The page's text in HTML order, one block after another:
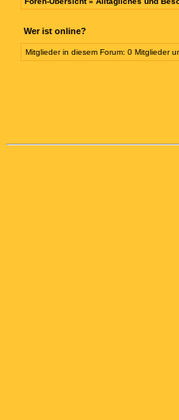
Wer ist online?
Mitglieder in diesem Forum: 0 Mitglieder